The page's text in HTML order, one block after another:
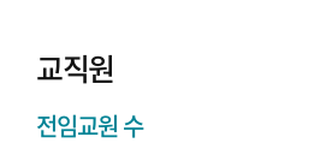
교직원
전임교원 수